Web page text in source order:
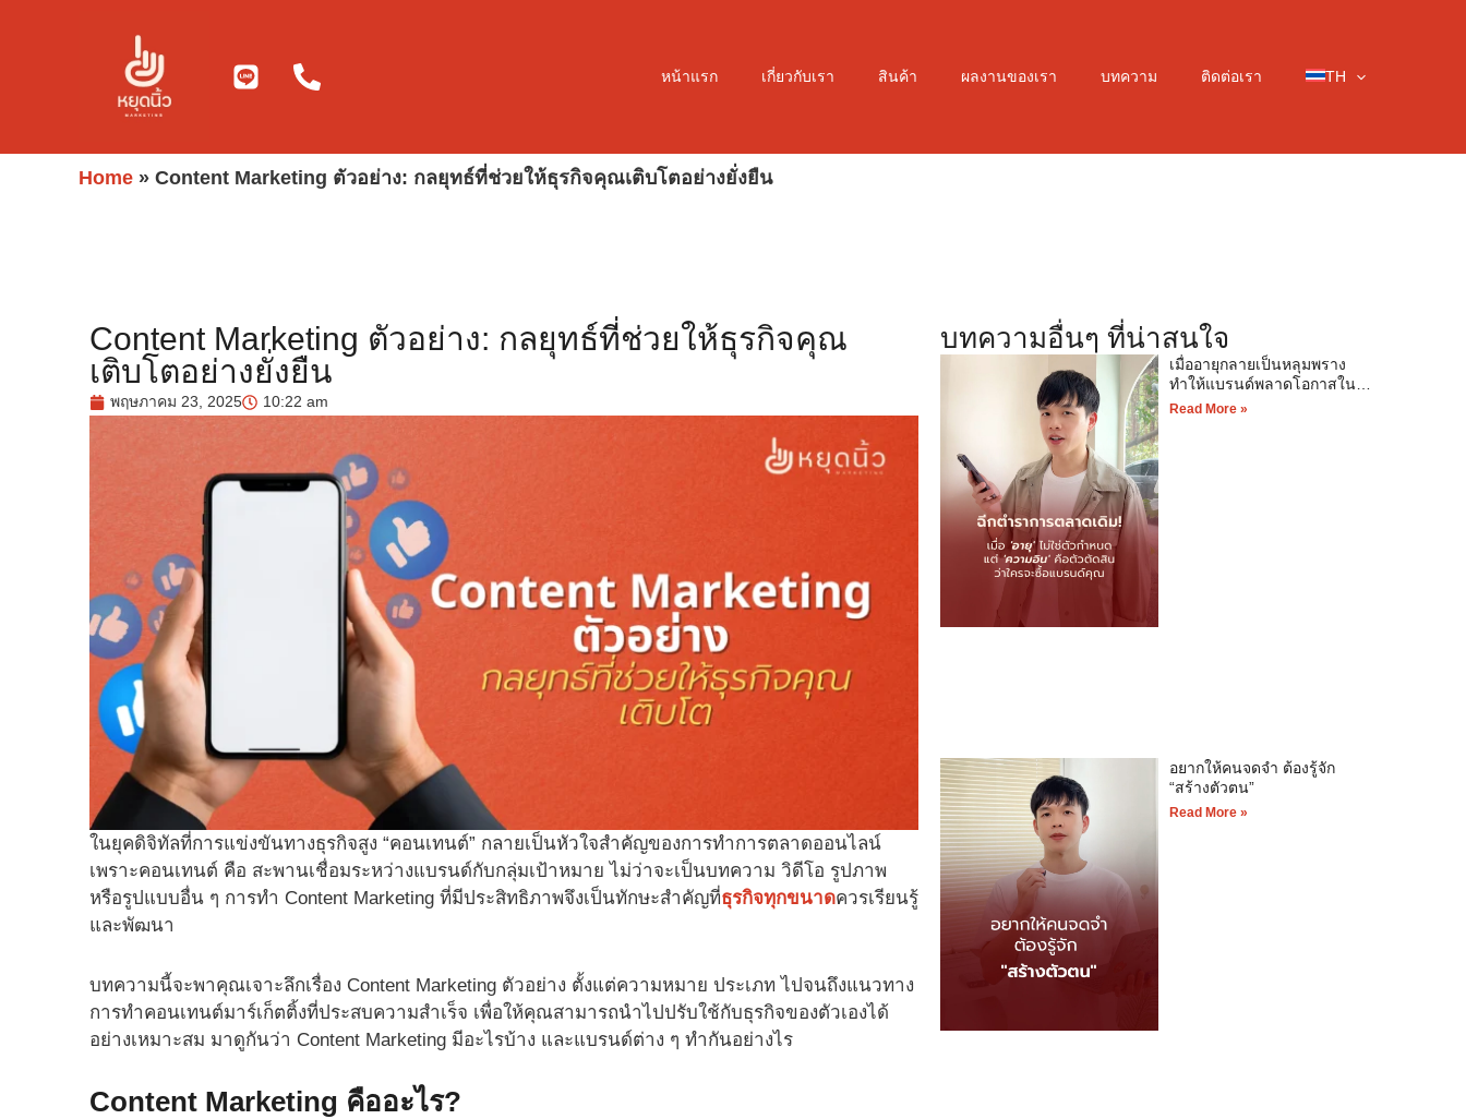
หน้าแรก เกี่ยวกับเรา สินค้า ผลงานของเรา บทความ ติดต่อเรา TH
Home » Content Marketing ตัวอย่าง: กลยุทธ์ที่ช่วยให้ธุรกิจคุณเติบโตอย่างยั่งยืน
Content Marketing ตัวอย่าง: กลยุทธ์ที่ช่วยให้ธุรกิจคุณ
เติบโตอย่างยั่งยืน
พฤษภาคม 23, 2025 10:22 am
ในยุคดิจิทัลที่การแข่งขันทางธุรกิจสูง “คอนเทนต์” กลายเป็นหัวใจสำคัญของการทำการตลาดออนไลน์
เพราะคอนเทนต์ คือ สะพานเชื่อมระหว่างแบรนด์กับกลุ่มเป้าหมาย ไม่ว่าจะเป็นบทความ วิดีโอ รูปภาพ
หรือรูปแบบอื่น ๆ การทํา Content Marketing ที่มีประสิทธิภาพจึงเป็นทักษะสำคัญที่ธุรกิจทุกขนาดควรเรียนรู้
และพัฒนา
บทความนี้จะพาคุณเจาะลึกเรื่อง Content Marketing ตัวอย่าง ตั้งแต่ความหมาย ประเภท ไปจนถึงแนวทาง
การทำคอนเทนต์มาร์เก็ตติ้งที่ประสบความสำเร็จ เพื่อให้คุณสามารถนำไปปรับใช้กับธุรกิจของตัวเองได้
อย่างเหมาะสม มาดูกันว่า Content Marketing มีอะไรบ้าง และแบรนด์ต่าง ๆ ทำกันอย่างไร
Content Marketing คืออะไร?
บทความอื่นๆ ที่น่าสนใจ
เมื่ออายุกลายเป็นหลุมพราง
ทำให้แบรนด์พลาดโอกาสใน
การขาย
Read More »
อยากให้คนจดจำ ต้องรู้จัก
“สร้างตัวตน”
Read More »